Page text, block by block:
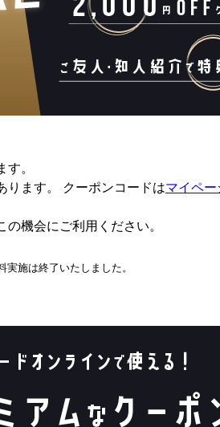
。
ります。 クーポンコードはマイペー
機会にご利用ください。
施は終了いたしました。